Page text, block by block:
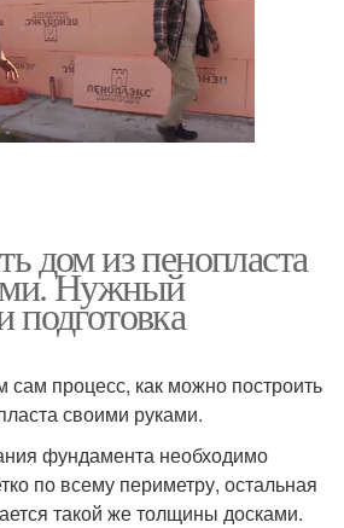
дом из пенопласта
Нужный
подготовка
сам процесс, как можно построить
своими руками.
фундамента необходимо
по всему периметру, остальная
такой же толщины досками.